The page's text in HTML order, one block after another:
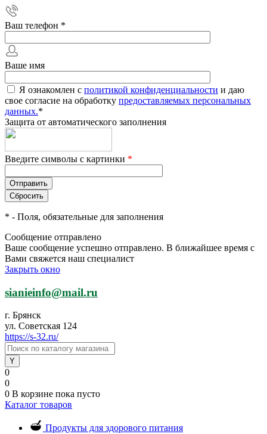
Ваш телефон *
Ваше имя
Я ознакомлен с политикой конфиденциальности и даю
свое согласие на обработку предоставляемых персональных
данных.*
Защита от автоматического заполнения
Введите символы с картинки *
* - Поля, обязательные для заполнения
Сообщение отправлено
Ваше сообщение успешно отправлено. В ближайшее время с
Вами свяжется наш специалист
Закрыть окно
sianieinfo@mail.ru
г. Брянск
ул. Советская 124
https://s-32.ru/
0
0
0 В корзине пока пусто
Каталог товаров
Продукты для здорового питания